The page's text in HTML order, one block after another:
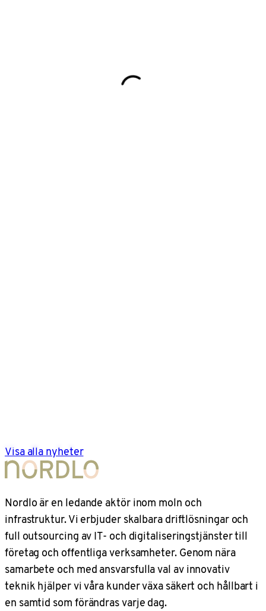
Visa alla nyheter
Nordlo är en ledande aktör inom moln och
infrastruktur. Vi erbjuder skalbara driftlösningar och
full outsourcing av IT- och digitaliseringstjänster till
företag och offentliga verksamheter. Genom nära
samarbete och med ansvarsfulla val av innovativ
teknik hjälper vi våra kunder växa säkert och hållbart i
en samtid som förändras varje dag.